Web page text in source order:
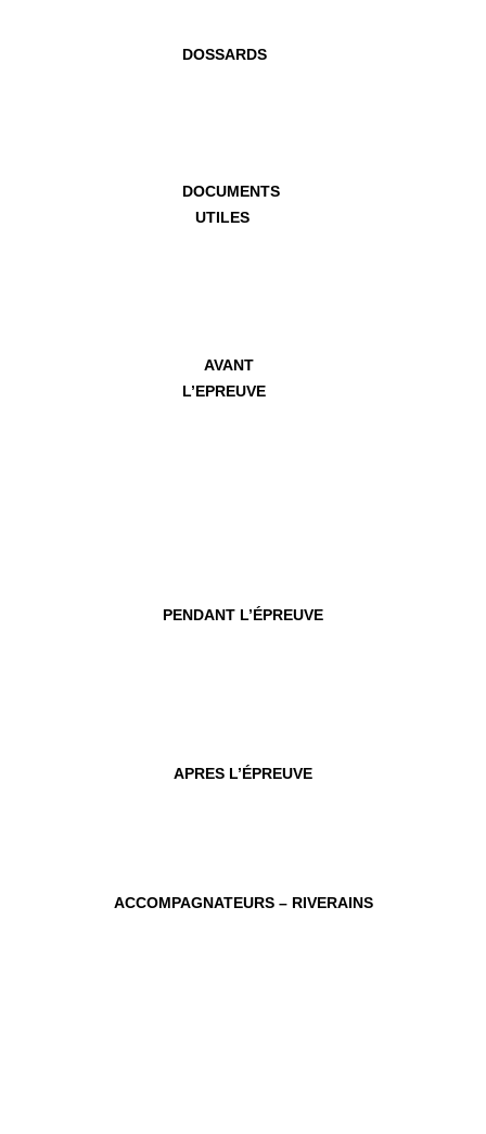
DOSSARDS
DOCUMENTS
UTILES
AVANT
L’EPREUVE
PENDANT L’ÉPREUVE
APRES L’ÉPREUVE
ACCOMPAGNATEURS – RIVERAINS